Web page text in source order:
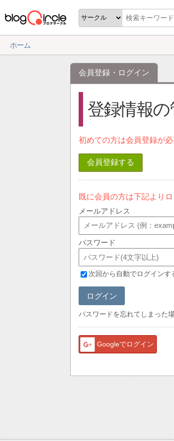
ホーム
会員登録・ログイン
登録情報
初めての方は会員登録が
会員登録する
既に会員の方は下記より
メールアドレス
パスワード
次回から自動でログインす
ログイン
パスワードを忘れてしまった
Googleでログイン